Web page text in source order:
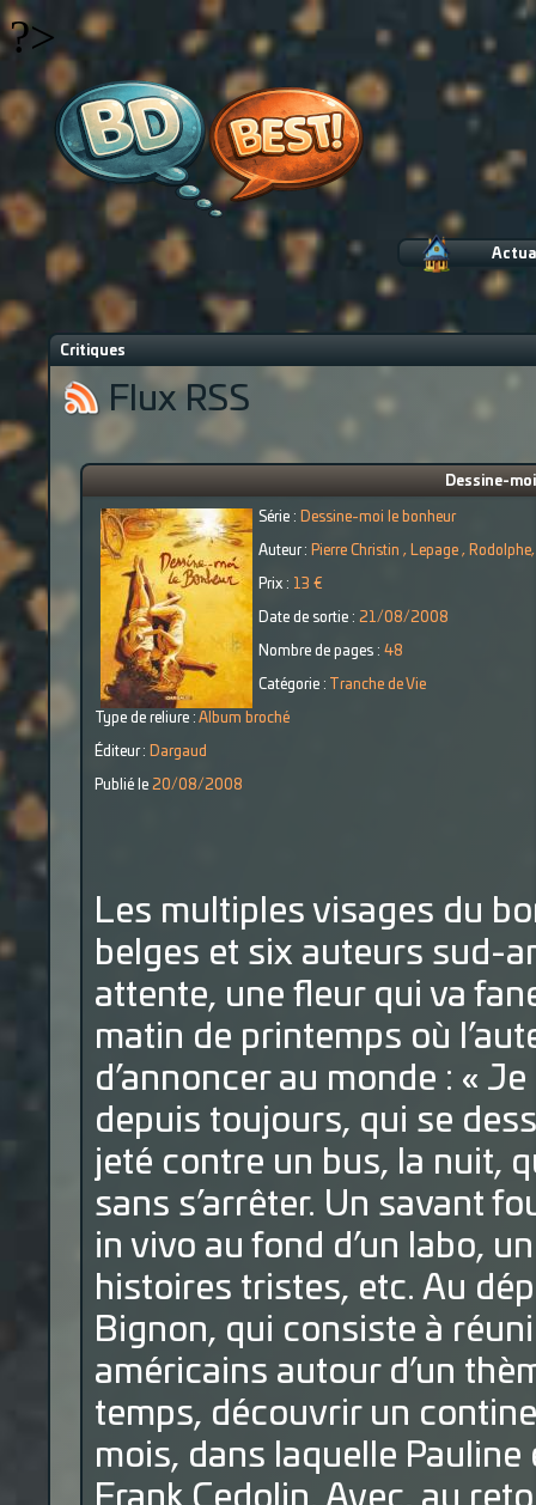
?>
Critiques
Flux RSS
Dessine-
Série : Dessine-moi le bonheur
Auteur : Pierre Christin , Lepage ,
Prix : 13 €
Date de sortie : 21/08/2008
Nombre de pages : 48
Catégorie : Tranche de Vie
Type de reliure : Album broché
Éditeur : Dargaud
Publié le 20/08/2008
Les multiples visages du
belges et six auteurs sud-
attente, une fleur qui va
matin de printemps où
d’annoncer au monde : «
depuis toujours, qui se
jeté contre un bus, la nuit,
sans s’arrêter. Un savant
in vivo au fond d’un labo,
histoires tristes, etc. Au
Bignon, qui consiste à
américains autour d’un
temps, découvrir un
mois, dans laquelle